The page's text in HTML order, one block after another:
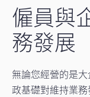
僱員與
務發展
無論您經營的是
政基礎對維持業